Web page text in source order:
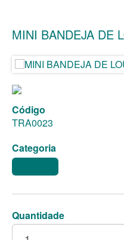
MINI BANDEJA DE
Código
TRA0023
Categoria
Quantidade